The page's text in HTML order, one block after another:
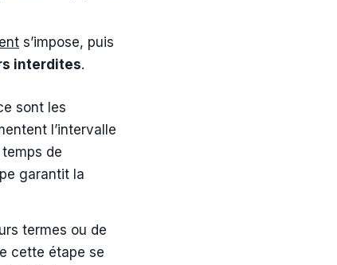
s’impose, puis
interdites.
sont les
l’intervalle
de
garantit la
termes ou de
cette étape se